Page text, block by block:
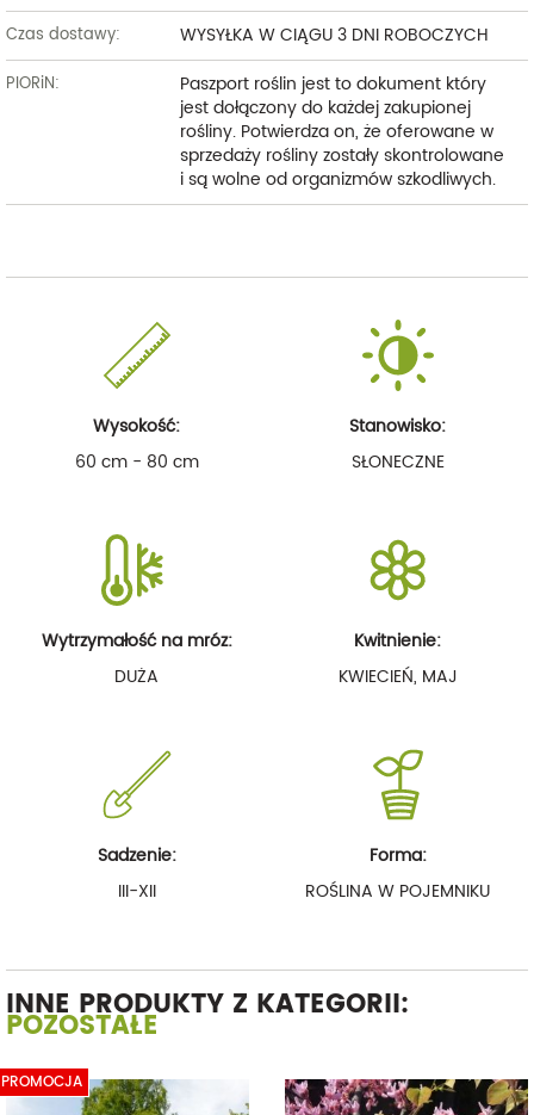
Czas dostawy: WYSYŁKA W CIĄGU 3 DNI ROBOCZYCH
PIORiN:
Paszport roślin jest to dokument który
jest dołączony do każdej zakupionej
rośliny. Potwierdza on, że oferowane w
sprzedaży rośliny zostały skontrolowane
i są wolne od organizmów szkodliwych.
Wysokość:
60 cm - 80 cm
Stanowisko:
SŁONECZNE
Wytrzymałość na mróz:
DUŻA
Kwitnienie:
KWIECIEŃ, MAJ
Sadzenie:
III-XII
Forma:
ROŚLINA W POJEMNIKU
INNE PRODUKTY Z KATEGORII:
POZOSTAŁE
PROMOCJA